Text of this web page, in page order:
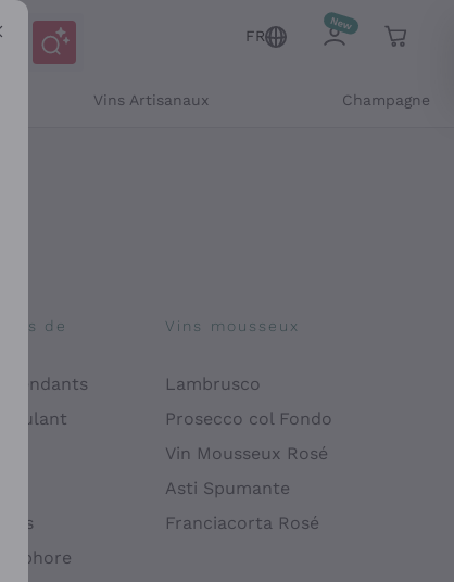
FR
Vins Artisanaux Champagne
de
Vins mousseux
Lambrusco
Prosecco col Fondo
Vin Mousseux Rosé
Asti Spumante
Franciacorta Rosé
et des offres personnalisées